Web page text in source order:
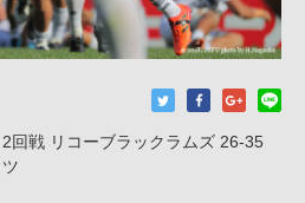
回戦 リコーブラックラムズ 26-35